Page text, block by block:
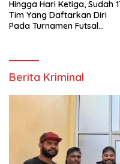
Hingga Hari Ketiga, Sudah
Tim Yang Daftarkan Diri
Pada Turnamen Futsal
Berita Kriminal